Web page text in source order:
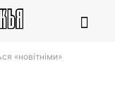
«новітніми»